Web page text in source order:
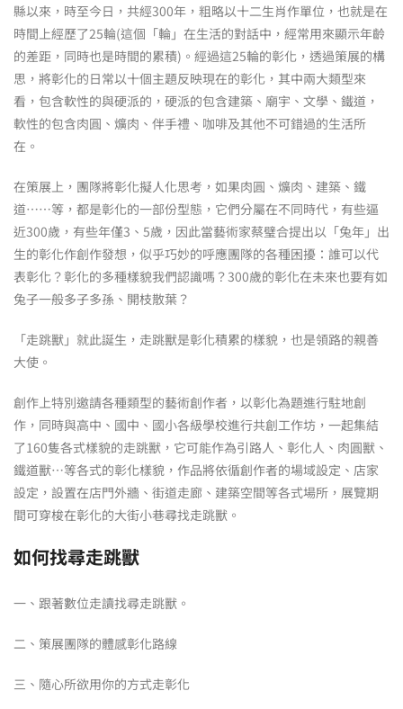
縣以來，時至今日，共經300年，粗略以十二生肖作單位，也就是在
時間上經歷了25輪(這個「輪」在生活的對話中，經常用來顯示年齡
的差距，同時也是時間的累積)。經過這25輪的彰化，透過策展的構
思，將彰化的日常以十個主題反映現在的彰化，其中兩大類型來
看，包含軟性的與硬派的，硬派的包含建築、廟宇、文學、鐵道，
軟性的包含肉圓、爌肉、伴手禮、咖啡及其他不可錯過的生活所
在。
在策展上，團隊將彰化擬人化思考，如果肉圓、爌肉、建築、鐵
道……等，都是彰化的一部份型態，它們分屬在不同時代，有些逼
近300歲，有些年僅3、5歲，因此當藝術家蔡璧合提出以「兔年」出
生的彰化作創作發想，似乎巧妙的呼應團隊的各種困擾：誰可以代
表彰化？彰化的多種樣貌我們認識嗎？300歲的彰化在未來也要有如
兔子一般多子多孫、開枝散葉？
「走跳獸」就此誕生，走跳獸是彰化積累的樣貌，也是領路的親善
大使。
創作上特別邀請各種類型的藝術創作者，以彰化為題進行駐地創
作，同時與高中、國中、國小各級學校進行共創工作坊，一起集結
了160隻各式樣貌的走跳獸，它可能作為引路人、彰化人、肉圓獸、
鐵道獸…等各式的彰化樣貌，作品將依循創作者的場域設定、店家
設定，設置在店門外牆、街道走廊、建築空間等各式場所，展覽期
間可穿梭在彰化的大街小巷尋找走跳獸。
如何找尋走跳獸
一、跟著數位走讀找尋走跳獸。
二、策展團隊的體感彰化路線
三、隨心所欲用你的方式走彰化